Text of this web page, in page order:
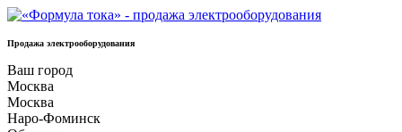
Продажа электрооборудования
Ваш город
Москва
Москва
Наро-Фоминск